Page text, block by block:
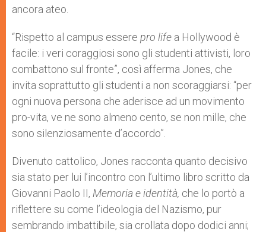
ancora ateo.
“Rispetto al campus essere pro life a Hollywood è
facile: i veri coraggiosi sono gli studenti attivisti, loro
combattono sul fronte”, così afferma Jones, che
invita soprattutto gli studenti a non scoraggiarsi: “per
ogni nuova persona che aderisce ad un movimento
pro-vita, ve ne sono almeno cento, se non mille, che
sono silenziosamente d’accordo”.
Divenuto cattolico, Jones racconta quanto decisivo
sia stato per lui l’incontro con l’ultimo libro scritto da
Giovanni Paolo II, Memoria e identità, che lo portò a
riflettere su come l’ideologia del Nazismo, pur
sembrando imbattibile, sia crollata dopo dodici anni;